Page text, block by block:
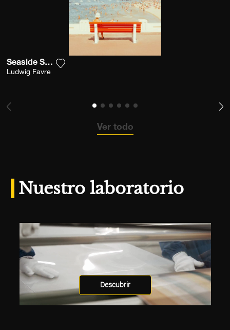
Seaside Solitude
Ludwig Favre
Ver todo
Nuestro laboratorio
Descubrir